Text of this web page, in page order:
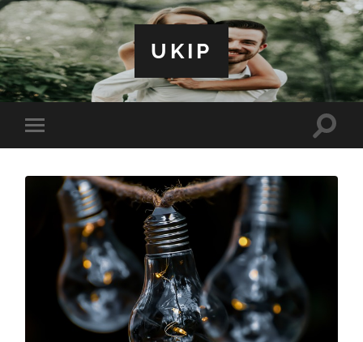
UKIP
Toggle
mobile
Toggle